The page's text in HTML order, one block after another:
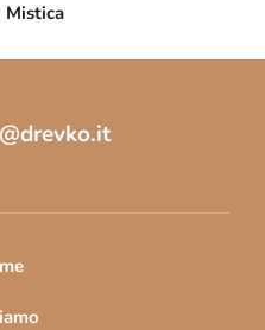
Mistica
drevko.it